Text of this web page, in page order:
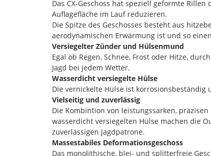
Das CX-Geschoss hat speziell geformte
Auflagefläche im Lauf reduzieren.
Die Spitze des Geschosses besteht aus
aerodynamischen Erwärmung ist und so
Versiegelter Zünder und Hülsenmund
Egal ob Regen, Schnee, Frost oder Hitze,
Jagd bei jedem Wetter.
Wasserdicht versiegelte Hülse
Die vernickelte Hülse ist
Vielseitig und zuverlässig
Die Kombintion von leistungssarken,
wasserdicht versiegelten Hülse machen die
zuverlässigen Jagdpatrone.
Massestabiles Deformationsgeschoss
Das monolithische, blei- und splitterfreie